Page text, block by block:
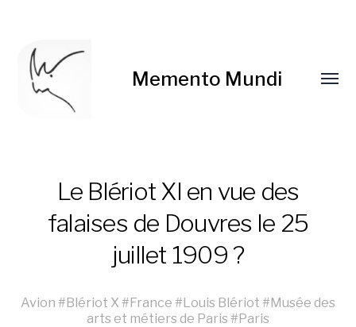
Memento Mundi
Le Blériot XI en vue des
falaises de Douvres le 25
juillet 1909 ?
Avion #Blériot X#France #Louis Blériot #Musée des
arts et métiers de Paris #Paris